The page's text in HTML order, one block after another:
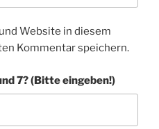
Website in diesem
Kommentar speichern.
7? (Bitte eingeben!)